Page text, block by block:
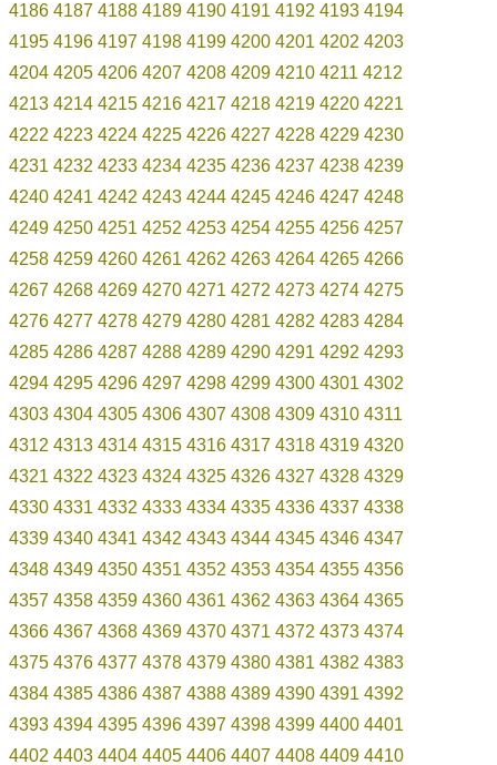
4186 4187 4188 4189 4190 4191 4192 4193 4194
4195 4196 4197 4198 4199 4200 4201 4202 4203
4204 4205 4206 4207 4208 4209 4210 4211 4212
4213 4214 4215 4216 4217 4218 4219 4220 4221
4222 4223 4224 4225 4226 4227 4228 4229 4230
4231 4232 4233 4234 4235 4236 4237 4238 4239
4240 4241 4242 4243 4244 4245 4246 4247 4248
4249 4250 4251 4252 4253 4254 4255 4256 4257
4258 4259 4260 4261 4262 4263 4264 4265 4266
4267 4268 4269 4270 4271 4272 4273 4274 4275
4276 4277 4278 4279 4280 4281 4282 4283 4284
4285 4286 4287 4288 4289 4290 4291 4292 4293
4294 4295 4296 4297 4298 4299 4300 4301 4302
4303 4304 4305 4306 4307 4308 4309 4310 4311
4312 4313 4314 4315 4316 4317 4318 4319 4320
4321 4322 4323 4324 4325 4326 4327 4328 4329
4330 4331 4332 4333 4334 4335 4336 4337 4338
4339 4340 4341 4342 4343 4344 4345 4346 4347
4348 4349 4350 4351 4352 4353 4354 4355 4356
4357 4358 4359 4360 4361 4362 4363 4364 4365
4366 4367 4368 4369 4370 4371 4372 4373 4374
4375 4376 4377 4378 4379 4380 4381 4382 4383
4384 4385 4386 4387 4388 4389 4390 4391 4392
4393 4394 4395 4396 4397 4398 4399 4400 4401
4402 4403 4404 4405 4406 4407 4408 4409 4410